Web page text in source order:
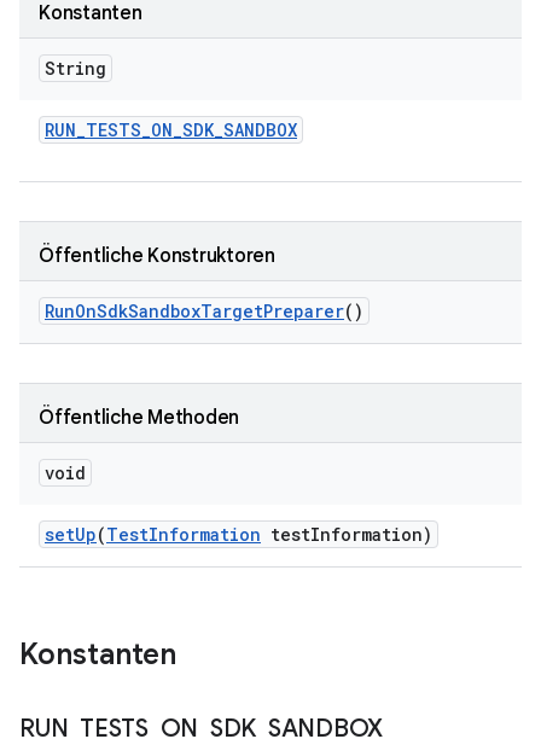
Konstanten
String
RUN_TESTS_ON_SDK_SANDBOX
Öffentliche Konstruktoren
RunOnSdkSandboxTargetPreparer()
Öffentliche Methoden
void
setUp(TestInformation testInformation)
Konstanten
RUN TESTS_ ON SDK SANDBOX